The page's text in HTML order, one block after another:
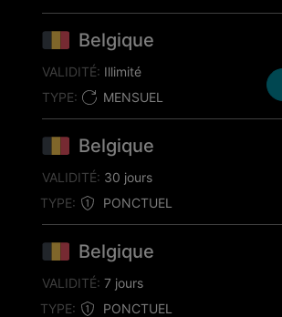
Belgique
TYPE: MENSUEL
VALIDITÉ: Illimité
Belgique
TYPE: PONCTUEL
VALIDITÉ: 30 jours
Belgique
TYPE: PONCTUEL
VALIDITÉ: 7 jours